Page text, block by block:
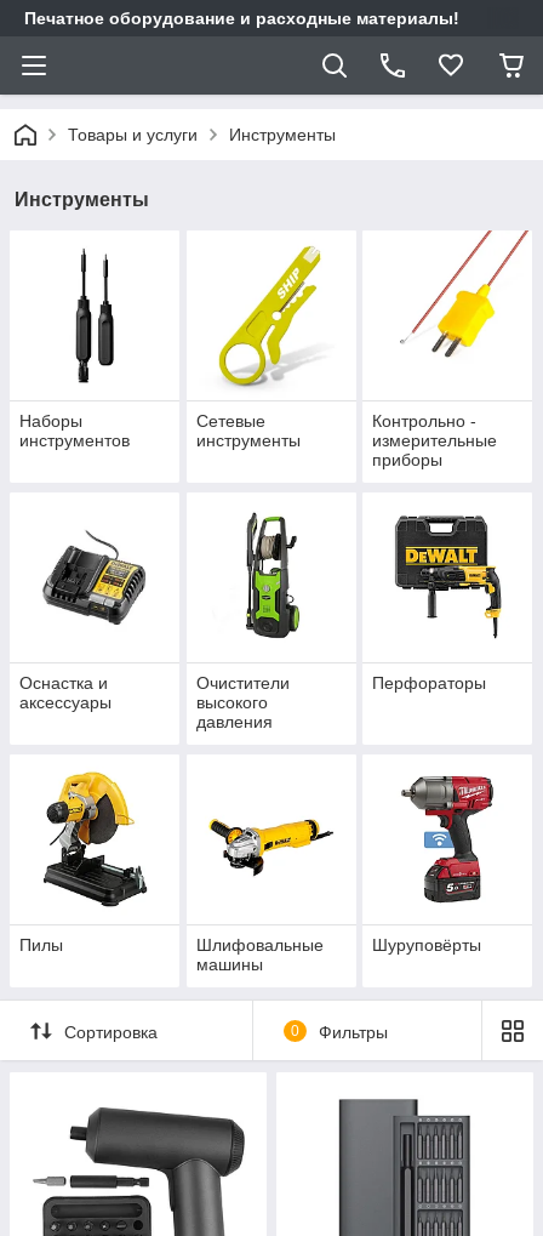
Печатное оборудование и расходные материалы!
Товары и услуги Инструменты
Инструменты
Наборы
инструментов
Сетевые
инструменты
Контрольно -
измерительные
приборы
Оснастка и
аксессуары
Очистители
высокого
давления
Перфораторы
Пилы
Шлифовальные
машины
Шуруповёрты
Сортировка 0 Фильтры